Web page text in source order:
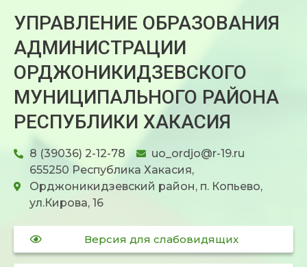
УПРАВЛЕНИЕ ОБРАЗОВАНИЯ
АДМИНИСТРАЦИИ
ОРДЖОНИКИДЗЕВСКОГО
МУНИЦИПАЛЬНОГО РАЙОНА
РЕСПУБЛИКИ ХАКАСИЯ
8 (39036) 2-12-78
uo_ordjo@r-19.ru
655250 Республика Хакасия,
Орджоникидзевский район, п. Копьево,
ул.Кирова, 16
Версия для слабовидящих